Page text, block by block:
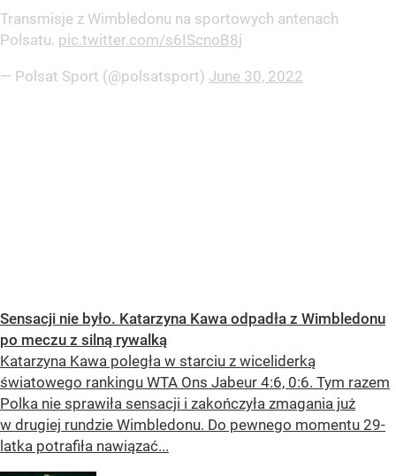
Transmisje z Wimbledonu na sportowych antenach
Polsatu. pic.twitter.com/s6IScnoB8j
— Polsat Sport (@polsatsport) June 30, 2022
Sensacji nie było. Katarzyna Kawa odpadła z Wimbledonu
po meczu z silną rywalką
Katarzyna Kawa poległa w starciu z wiceliderką
światowego rankingu WTA Ons Jabeur 4:6, 0:6. Tym razem
Polka nie sprawiła sensacji i zakończyła zmagania już
w drugiej rundzie Wimbledonu. Do pewnego momentu 29-
latka potrafiła nawiązać...